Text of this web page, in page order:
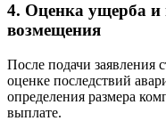
4. Оценка ущерба и
возмещения
После подачи заявления
оценке последствий
определения размера
выплате.